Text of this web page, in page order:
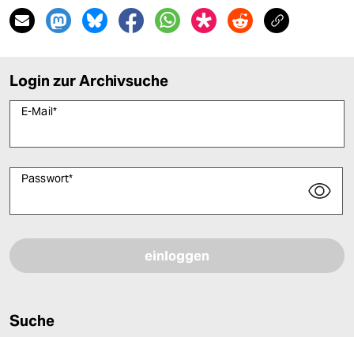
Login zur Archivsuche
E-Mail*
Passwort*
Suche